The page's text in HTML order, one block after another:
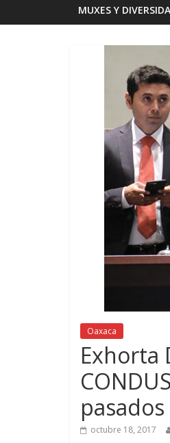
MUXES Y
Oaxaca
Exhorta
octubre 18, 2017